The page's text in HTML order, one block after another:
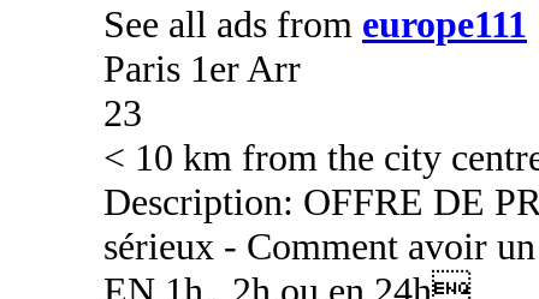
See all ads from europe111
Paris 1er Arr
23
< 10 km from the city
Description: OFFRE DE
sérieux - Comment avoir